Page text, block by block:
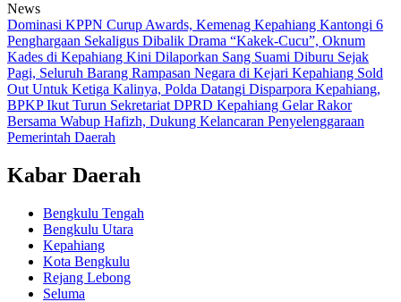
News
Dominasi KPPN Curup Awards, Kemenag Kepahiang Kantongi 6
Penghargaan Sekaligus Dibalik Drama “Kakek-Cucu”, Oknum
Kades di Kepahiang Kini Dilaporkan Sang Suami Diburu Sejak
Pagi, Seluruh Barang Rampasan Negara di Kejari Kepahiang Sold
Out Untuk Ketiga Kalinya, Polda Datangi Disparpora Kepahiang,
BPKP Ikut Turun Sekretariat DPRD Kepahiang Gelar Rakor
Bersama Wabup Hafizh, Dukung Kelancaran Penyelenggaraan
Pemerintah Daerah
Kabar Daerah
Bengkulu Tengah
Bengkulu Utara
Kepahiang
Kota Bengkulu
Rejang Lebong
Seluma